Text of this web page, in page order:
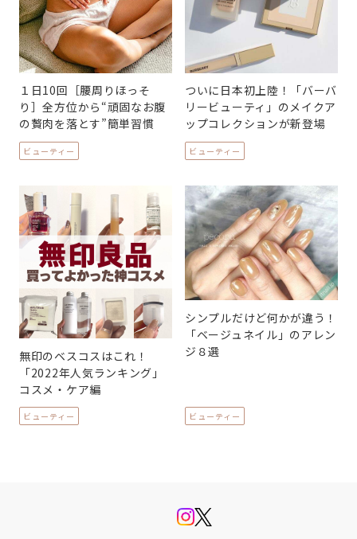
１日10回［腰周りほっそ
り］全方位から“頑固なお腹
の贅肉を落とす”簡単習慣
ビューティー
ついに日本初上陸！「バーバ
リービューティ」のメイクア
ップコレクションが新登場
ビューティー
無印のベスコスはこれ！
「2022年人気ランキング」
コスメ・ケア編
ビューティー
シンプルだけど何かが違う！
「ベージュネイル」のアレン
ジ８選
ビューティー